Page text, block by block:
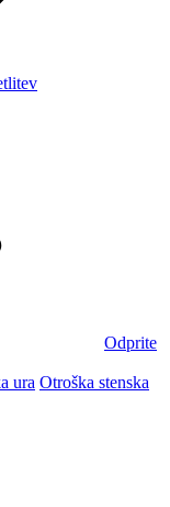
Odprite
ura Otroška stenska